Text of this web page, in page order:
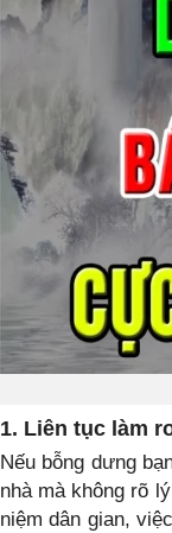
1. Liên tục làm
Nếu bỗng dưng
nhà mà không rõ
niệm dân gian,